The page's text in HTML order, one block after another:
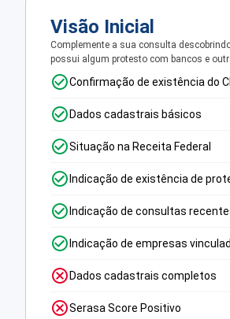
Visão Inicial
Complemente a sua consulta
possui algum protesto com bancos e
Confirmação de existência do
Dados cadastrais básicos
Situação na Receita Federal
Indicação de existência de
Indicação de consultas
Indicação de empresas
Dados cadastrais completos
Serasa Score Positivo